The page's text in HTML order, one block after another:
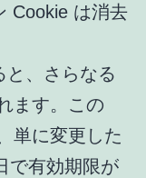
Cookie は消去
と、さらなる
ます。この
単に変更した
で有効期限が